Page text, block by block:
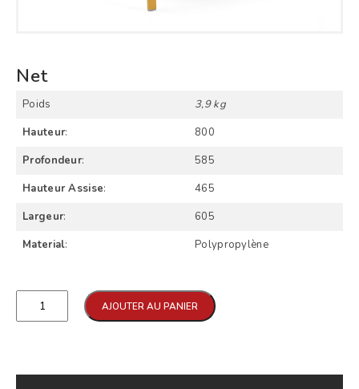
Net
Poids
3,9 kg
Hauteur:
800
Profondeur:
585
Hauteur Assise:
465
Largeur:
605
Material: Polypropylène
AJOUTER AU PANIER